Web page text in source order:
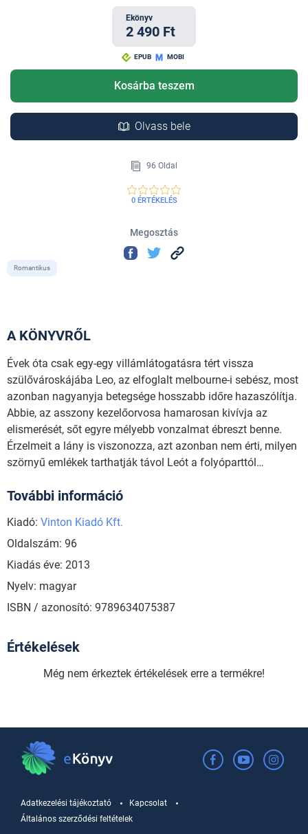
Ekönyv
2 490 Ft
EPUB MOBI
Kosárba teszem
Olvass bele
96 Oldal
0 ÉRTÉKELÉS
Megosztás
Romantikus
A KÖNYVRŐL
Évek óta csak egy-egy villámlátogatásra tért vissza
szülővároskájába Leo, az elfoglalt melbourne-i sebész, most
azonban nagyanyja betegsége hosszabb időre hazaszólítja.
Abbie, az asszony kezelőorvosa hamarosan kivívja az
elismerését, sőt egyre mélyebb vonzalmat ébreszt benne.
Érzelmeit a lány is viszonozza, azt azonban nem érti, milyen
szörnyű emlékek tarthatják távol Leót a folyóparttól…
További információ
Kiadó: Vinton Kiadó Kft.
Oldalszám: 96
Kiadás éve: 2013
Nyelv: magyar
ISBN / azonosító: 9789634075387
Értékelések
Még nem érkeztek értékelések erre a termékre!
Adatkezelési tájékoztató
Kapcsolat
Általános szerződési feltételek